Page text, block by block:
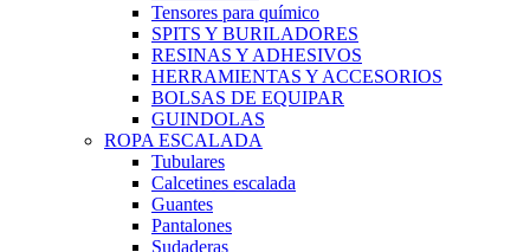
Tensores para químico
SPITS Y BURILADORES
RESINAS Y ADHESIVOS
HERRAMIENTAS Y ACCESORIOS
BOLSAS DE EQUIPAR
GUINDOLAS
ROPA ESCALADA
Tubulares
Calcetines escalada
Guantes
Pantalones
Sudaderas